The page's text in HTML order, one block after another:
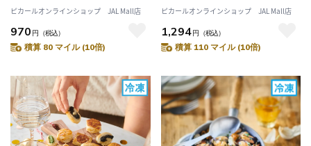
ピカールオンラインショップ JAL Mall店
970 円 （税込）
積算 80 マイル (10倍)
ピカールオンラインショップ JAL Mall店
1,294円 （税込）
積算 110 マイル (10倍)